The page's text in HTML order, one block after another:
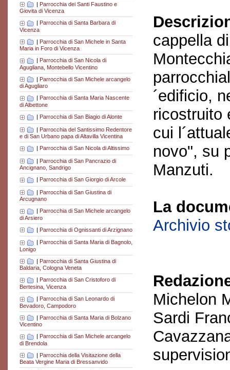
| Parrocchia dei Santi Faustino e
Giovita di Vicenza
Parrocchia di Santa Barbara di
Vicenza
| Parrocchia di San Michele in Santa
Maria in Foro di Vicenza
Parrocchia di San Nicola di
Agugliana, Montebello Vicentino
| Parrocchia di San Michele arcangelo
di Agugliaro
Parrocchia di Santa Maria Nascente
di Albettone
| Parrocchia di San Biagio di Alonte
| Parrocchia del Santissimo Redentore
e di San Urbano papa di Altavilla Vicentina
| Parrocchia di San Nicola di Altissimo
| Parrocchia di San Pancrazio di
Ancignano, Sandrigo
| Parrocchia di San Giorgio di Arcole
| Parrocchia di San Giustina di
Arcugnano
Parrocchia di San Michele arcangelo
di Arsiero
| Parrocchia di Ognissanti di Arzignano
Parrocchia di Santa Maria di Bagnolo,
Lonigo
| Parrocchia di Santa Giustina di
Baldaria, Cologna Veneta
Parrocchia di San Cristoforo di
Bertesina, Vicenza
| Parrocchia di San Leonardo di
Bevadoro, Campodoro
| Parrocchia di Santa Maria di Bolzano
Vicentino
| Parrocchia di San Michele arcangelo
di Brendola
| Parrocchia della Visitazione della
Beata Vergine Maria di Bressanvido
cappella
´edificio,
ricostruito
cui
novo", su
Manzuti.
La
Archivio
Michelon
Sardi